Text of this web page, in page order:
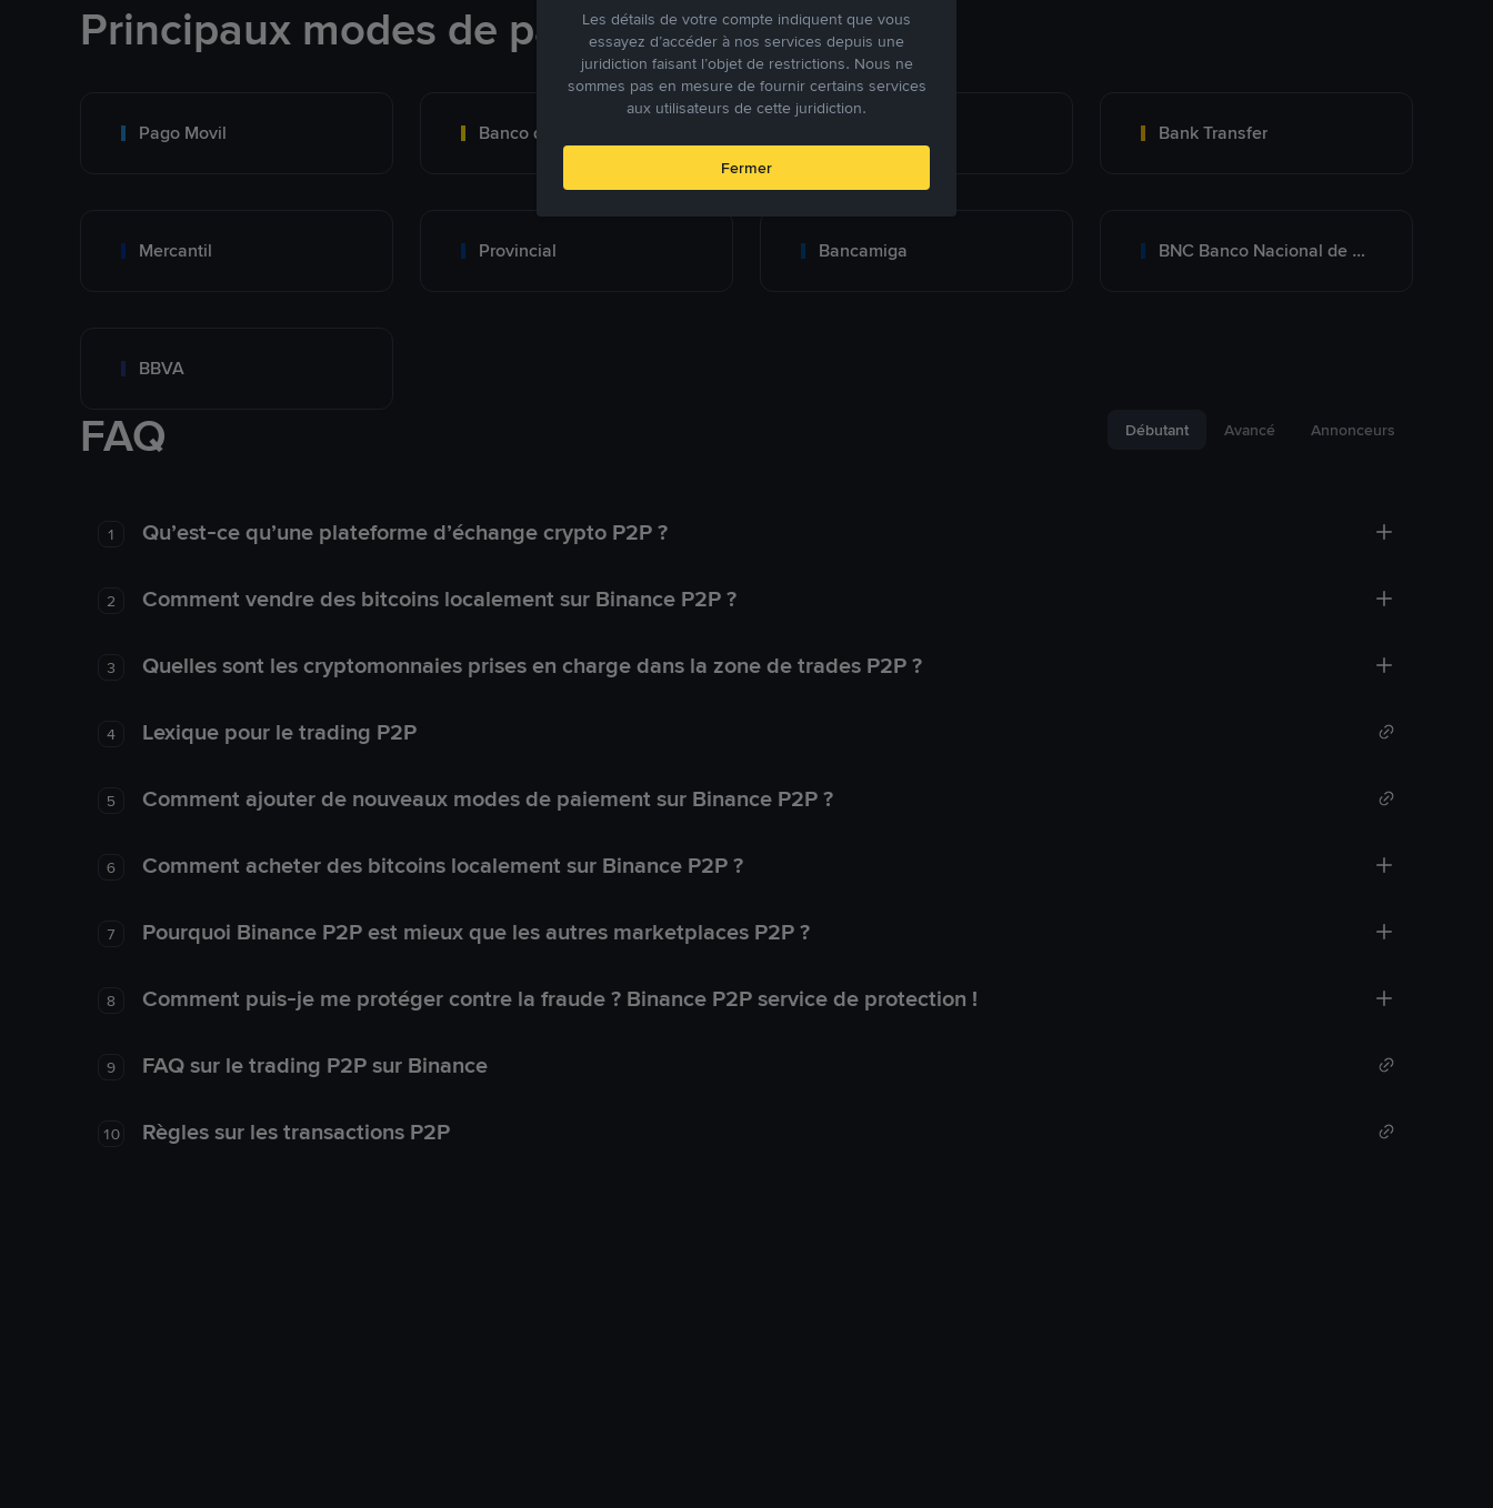
Principaux modes de paiement
Pago Movil Banco de Venezuela Bank Transfer
Mercantil Provincial Bancamiga BNC Banco Nacional de Crédito
BBVA
FAQ Débutant Avancé Annonceurs
1 Qu’est-ce qu’une plateforme d’échange crypto P2P ?
2 Comment vendre des bitcoins localement sur Binance P2P ?
3 Quelles sont les cryptomonnaies prises en charge dans la zone de trades P2P ?
4 Lexique pour le trading P2P
5 Comment ajouter de nouveaux modes de paiement sur Binance P2P ?
6 Comment acheter des bitcoins localement sur Binance P2P ?
7 Pourquoi Binance P2P est mieux que les autres marketplaces P2P ?
8 Comment puis-je me protéger contre la fraude ? Binance P2P service de protection !
9 FAQ sur le trading P2P sur Binance
10 Règles sur les transactions P2P
Les détails de votre compte indiquent que vous
essayez d’accéder à nos services depuis une
juridiction faisant l’objet de restrictions. Nous ne
sommes pas en mesure de fournir certains services
aux utilisateurs de cette juridiction.
Fermer